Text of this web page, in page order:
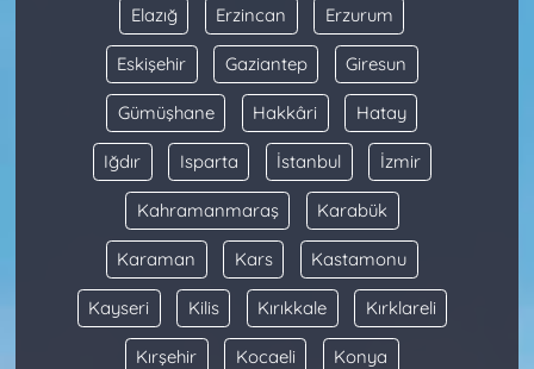
Elazığ Erzincan Erzurum
Eskişehir Gaziantep Giresun
Gümüşhane Hakkâri Hatay
Iğdır Isparta İstanbul İzmir
Kahramanmaraş Karabük
Karaman Kars Kastamonu
Kayseri Kilis Kırıkkale Kırklareli
Kırşehir Kocaeli Konya